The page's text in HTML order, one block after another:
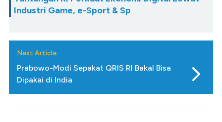
Industri Game, e-Sport & Sp
Next Article
Prabowo-Modi Sepakat QRIS RI Bakal Bisa
Dipakai di India